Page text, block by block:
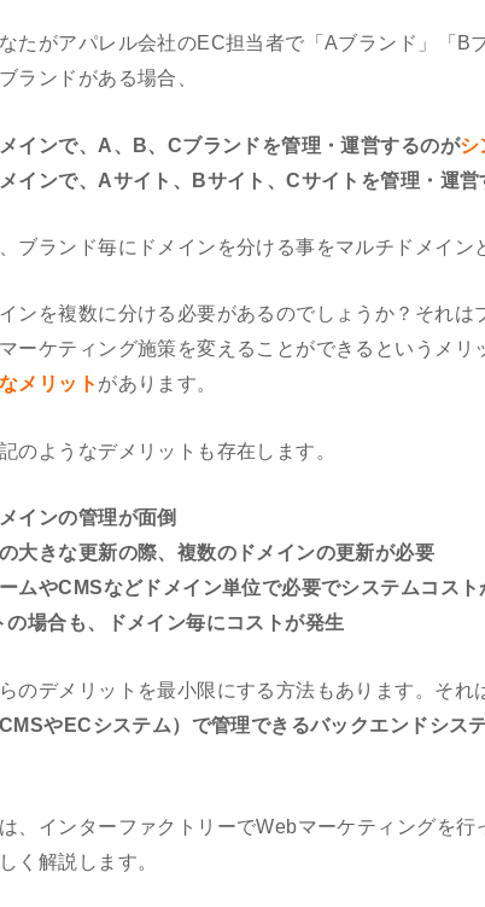
たがアパレル会社のEC担当者で「Aブランド」「B
ランドがある場合、
メインで、A、B、Cブランドを管理・運営するのがシ
メインで、Aサイト、Bサイト、Cサイトを管理・運
ブランド毎にドメインを分ける事をマルチドメイン
ンを複数に分ける必要があるのでしょうか？それは
ーケティング施策を変えることができるというメリ
メリット があります。
のようなデメリットも存在します。
インの管理が面倒
の大きな更新の際、複数のドメインの更新が必要
ムやCMSなどドメイン単位で必要でシステムコスト
の場合も、ドメイン毎にコストが発生
のデメリットを最小限にする方法もあります。それ
やECシステム）で管理できるバックエンドシス
、インターファクトリーでWebマーケティングを
く解説します。